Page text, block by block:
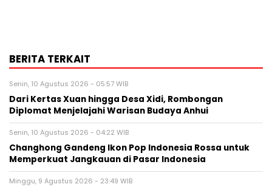
BERITA TERKAIT
Senin, 10 Agustus 2026 - 05:57 WIB
Dari Kertas Xuan hingga Desa Xidi, Rombongan
Diplomat Menjelajahi Warisan Budaya Anhui
Senin, 10 Agustus 2026 - 04:22 WIB
Changhong Gandeng Ikon Pop Indonesia Rossa untuk
Memperkuat Jangkauan di Pasar Indonesia
Minggu, 9 Agustus 2026 - 23:49 WIB